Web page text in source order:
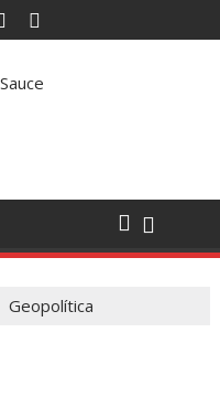
Geopolítica